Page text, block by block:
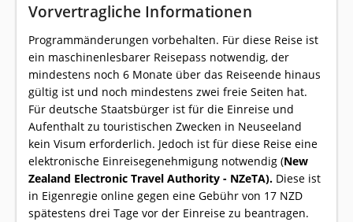
Vorvertragliche Informationen
Programmänderungen vorbehalten. Für diese Reise ist
ein maschinenlesbarer Reisepass notwendig, der
mindestens noch 6 Monate über das Reiseende hinaus
gültig ist und noch mindestens zwei freie Seiten hat.
Für deutsche Staatsbürger ist für die Einreise und
Aufenthalt zu touristischen Zwecken in Neuseeland
kein Visum erforderlich. Jedoch ist für diese Reise eine
elektronische Einreisegenehmigung notwendig (New
Zealand Electronic Travel Authority - NZeTA). Diese ist
in Eigenregie online gegen eine Gebühr von 17 NZD
spätestens drei Tage vor der Einreise zu beantragen.